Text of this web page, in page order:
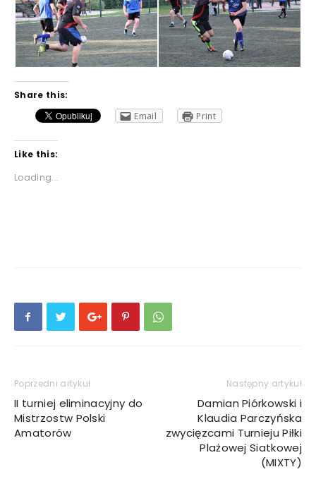
Share this:
Email
Print
Like this:
Loading...
Poprzedni artykuł
II turniej eliminacyjny do
Mistrzostw Polski
Amatorów
Następny artykuł
Damian Piórkowski i
Klaudia Parczyńska
zwycięzcami Turnieju Piłki
Plażowej Siatkowej
(MIXTY)